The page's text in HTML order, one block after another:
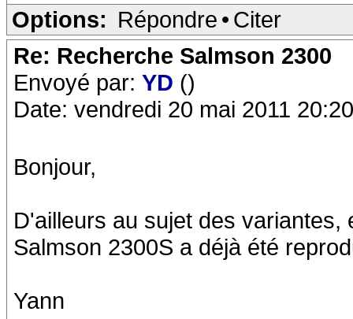
Options: Répondre • Citer
Re: Recherche Salmson 2300
Envoyé par: YD ()
Date: vendredi 20 mai 2011
Bonjour,
D'ailleurs au sujet des
Salmson 2300S a déjà été
Yann